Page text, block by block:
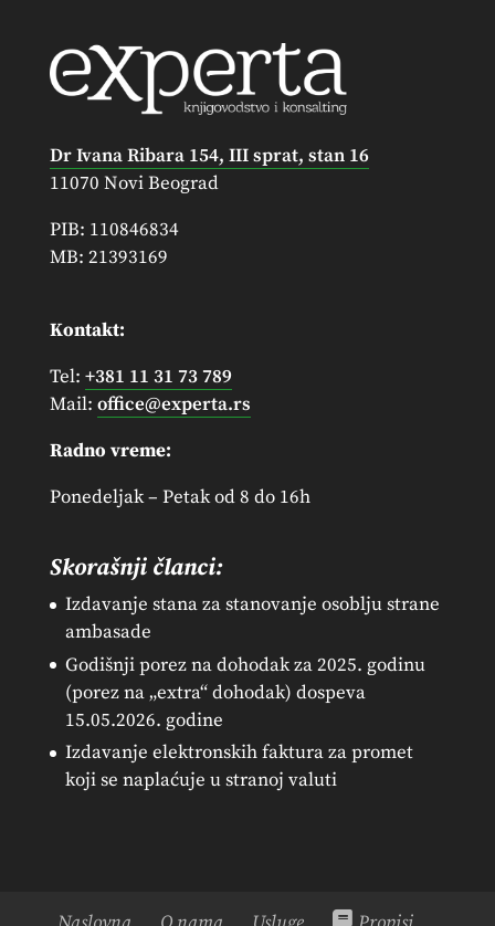
Dr Ivana Ribara 154, III sprat, stan 16
11070 Novi Beograd
PIB: 110846834
MB: 21393169
Kontakt:
Tel: +381 11 31 73 789
Mail: office@experta.rs
Radno vreme:
Ponedeljak – Petak od 8 do 16h
Skorašnji članci:
Izdavanje stana za stanovanje osoblju strane
ambasade
Godišnji porez na dohodak za 2025. godinu
(porez na „extra“ dohodak) dospeva
15.05.2026. godine
Izdavanje elektronskih faktura za promet
koji se naplaćuje u stranoj valuti